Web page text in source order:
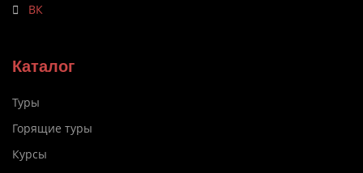
ВК
Каталог
Туры
Горящие туры
Курсы